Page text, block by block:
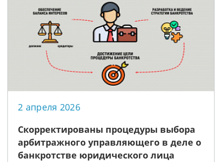
2 апреля 2026
Скорректированы процедуры выбора
арбитражного управляющего в деле о
банкротстве юридического лица